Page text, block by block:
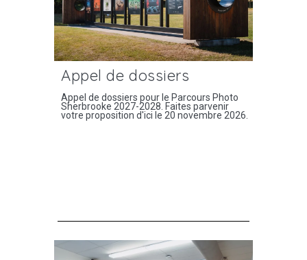
Appel de dossiers
Appel de dossiers pour le Parcours Photo
Sherbrooke 2027-2028. Faites parvenir
votre proposition d'ici le 20 novembre 2026.